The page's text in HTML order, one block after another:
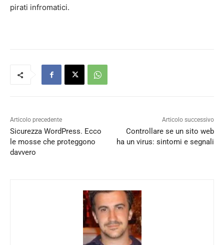
pirati infromatici.
Articolo precedente
Sicurezza WordPress. Ecco
le mosse che proteggono
davvero
Articolo successivo
Controllare se un sito web
ha un virus: sintomi e segnali